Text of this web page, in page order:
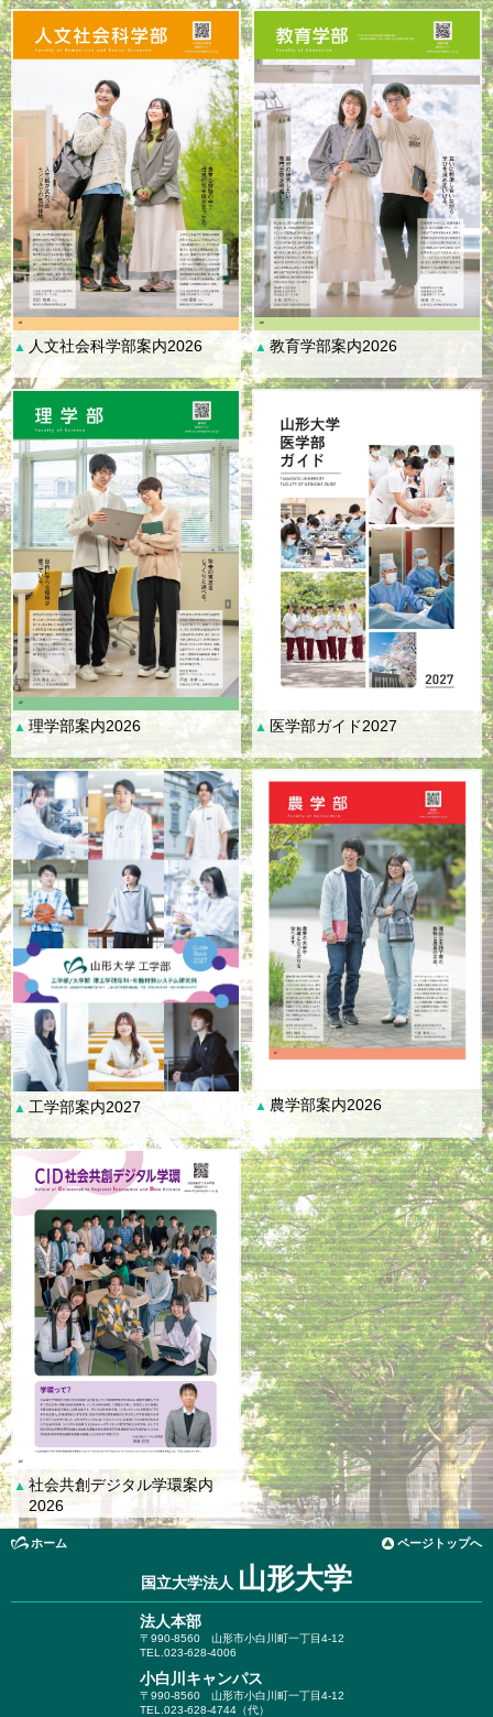
▲ 人文社会科学部案内2026 ▲ 教育学部案内2026
▲理学部案内2026 ▲ 医学部ガイド2027
▲ 工学部案内2027 ▲ 農学部案内2026
▲ 社会共創デジタル学環案内
2026
ホーム ページトップへ
国立大学法人 山形大学
法人本部
〒990-8560 山形市小白川町一丁目4-12
TEL.023-628-4006
小白川キャンパス
〒990-8560 山形市小白川町一丁目4-12
TEL.023-628-4744（代）